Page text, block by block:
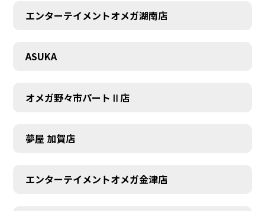
エンターテイメントオメガ湖南店
ASUKA
オメガ野々市パートⅡ店
夢屋 加賀店
エンターテイメントオメガ金津店